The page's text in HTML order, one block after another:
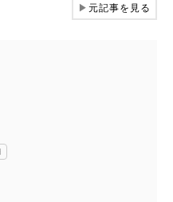
▶元記事を見る